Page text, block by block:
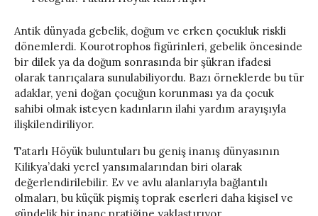
Antik dünyada gebelik, doğum ve erken çocukluk riskli
dönemlerdi. Kourotrophos figürinleri, gebelik öncesinde
bir dilek ya da doğum sonrasında bir şükran ifadesi
olarak tanrıçalara sunulabiliyordu. Bazı örneklerde bu tür
adaklar, yeni doğan çocuğun korunması ya da çocuk
sahibi olmak isteyen kadınların ilahi yardım arayışıyla
ilişkilendiriliyor.
Tatarlı Höyük buluntuları bu geniş inanış dünyasının
Kilikya’daki yerel yansımalarından biri olarak
değerlendirilebilir. Ev ve avlu alanlarıyla bağlantılı
olmaları, bu küçük pişmiş toprak eserleri daha kişisel ve
gündelik bir inanç pratiğine yaklaştırıyor.